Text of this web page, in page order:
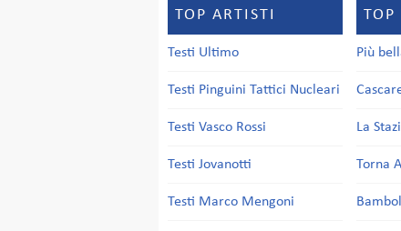
TOP ARTISTI
Testi Ultimo
Testi Pinguini Tattici Nucleari
Testi Vasco Rossi
Testi Jovanotti
Testi Marco Mengoni
TOP
Più
La
Torna